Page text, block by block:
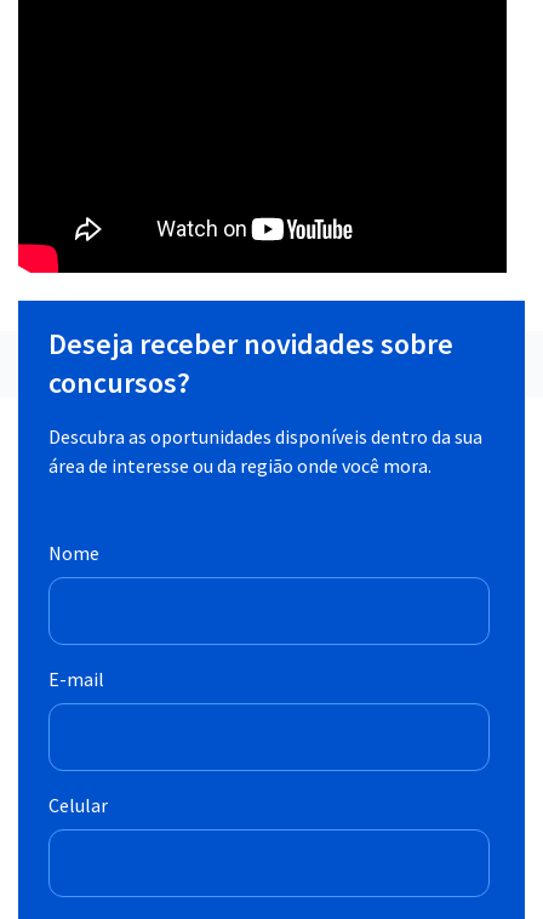
Deseja receber novidades sobre
concursos?
Descubra as oportunidades disponíveis dentro da sua
área de interesse ou da região onde você mora.
Nome
E-mail
Celular